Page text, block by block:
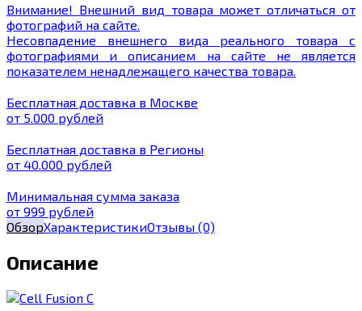
Внимание! Внешний вид товара может отличаться от
фотографий на сайте.
Несовпадение внешнего вида реального товара с
фотографиями и описанием на сайте не является
показателем ненадлежащего качества товара.
Бесплатная доставка в Москве
от 5.000 рублей
Бесплатная доставка в Регионы
от 40.000 рублей
Минимальная сумма заказа
от 999 рублей
ОбзорХарактеристикиОтзывы (0)
Описание